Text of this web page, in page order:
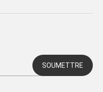
SOUMETTRE